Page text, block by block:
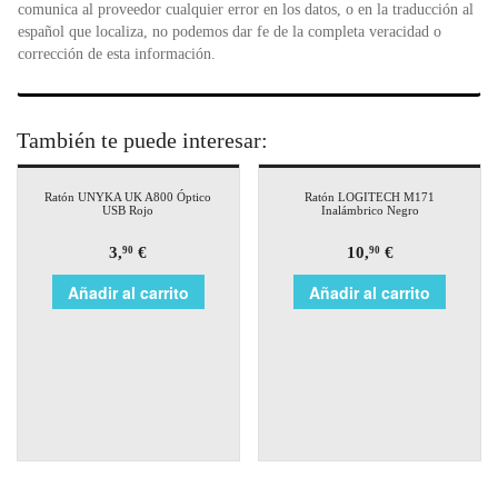
comunica al proveedor cualquier error en los datos, o en la traducción al
español que localiza, no podemos dar fe de la completa veracidad o
corrección de esta información.
También te puede interesar:
Ratón UNYKA UK A800 Óptico
USB Rojo
3,90 €
Añadir al carrito
Ratón LOGITECH M171
Inalámbrico Negro
10,90€
Añadir al carrito